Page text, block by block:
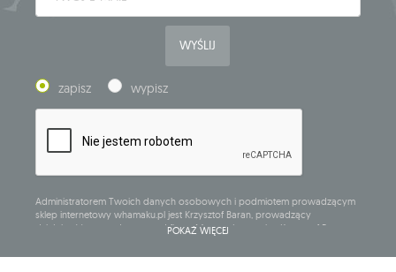
WYŚLIJ
zapisz wypisz
Administratorem Twoich danych osobowych i podmiotem prowadzącym
sklep internetowy whamaku.pl jest Krzysztof Baran, prowadzący
działalność gospodarczą pod firmą: Mouton Interactive Krzysztof Baran
adres głównego miejsca wykonywania działalności w Siedlcach, ul.
POKAŻ WIĘCEJ